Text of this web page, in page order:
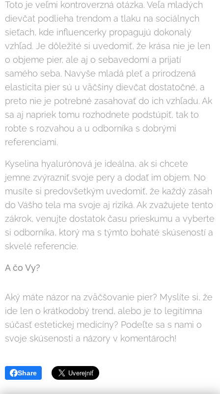
Toto je veľmi kontroverzná otázka. Veľa mladých
dievčat podlieha trendom a tlaku na sociálnych
sieťach, kde influencerky propagujú dokonalý
vzhľad. Je dôležité si uvedomiť, že krása nie je len
o objeme pier, ale aj o sebavedomí a prijatí
samého seba. Navyše mladá pleť a prirodzená
elasticita pier sú u väčšiny dievčat dostatočné, a
preto nie je potrebné zasahovať do ich vzhľadu. Ak
sa aj napriek tomu rozhodnete podstúpiť, tak to
robte s rozvahou a u odborníka s dobrými
referenciami.
Kyselina hyalurónová je ideálna, ak si chcete
jemne zvýrazniť svoje pery a dodať im objem. No
musíte si predovšetkým uvedomiť, že každý zásah
do Vášho tela ma svoje aj riziká. Ak zvažujete tento
zákrok, venujte dostatok času prieskumu a vyberte
si odborníka, ktorý ma s týmto bohaté skúseností a
skvelé referencie.
A čo Vy?
Aký máte názor na zväčšovanie pier? Myslíte si, že
ide len o krátkodobý trend, alebo je to legitímna
súčasť estetickej medicíny? Podeľte sa s nami o
svoje skúsenosti a názory v komentároch!
Share